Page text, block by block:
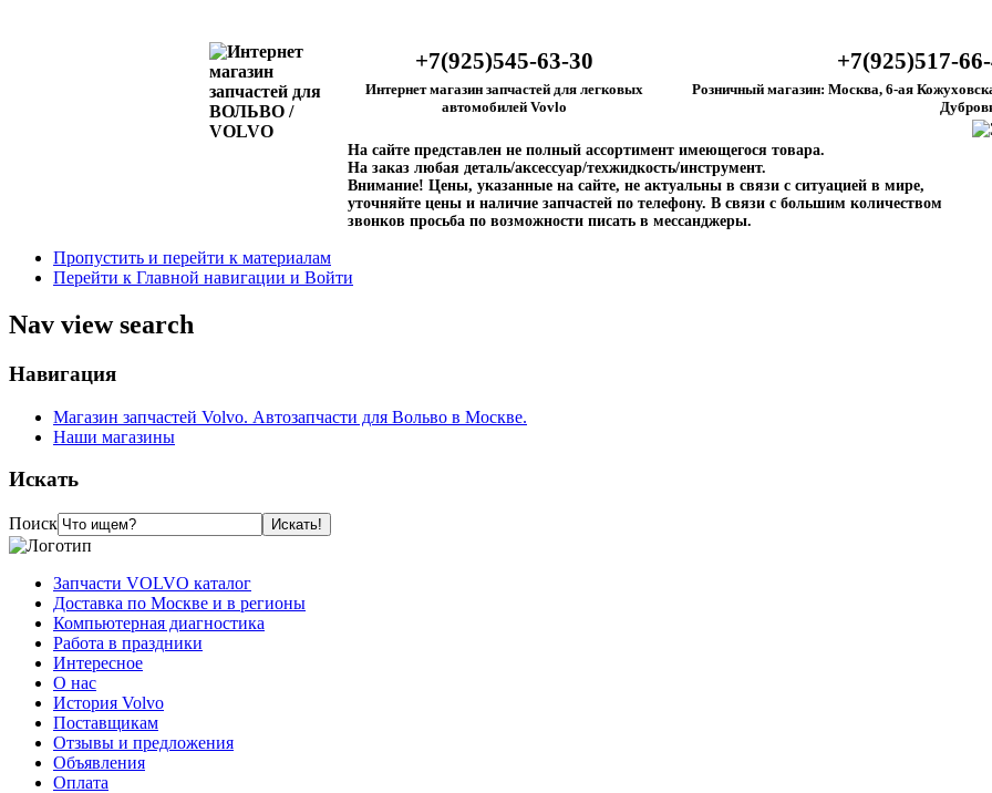
+7(925)545-63-30
Интернет магазин запчастей для легковых
автомобилей Vovlo
+7(925)517-
Розничный магазин: Москва, 6-ая
На сайте представлен не полный ассортимент имеющегося товара.
На заказ любая деталь/аксессуар/техжидкость/инструмент.
Внимание! Цены, указанные на сайте, не актуальны в связи с ситуацией в мире,
уточняйте цены и наличие запчастей по телефону. В связи с большим количеством
звонков просьба по возможности писать в мессанджеры.
Пропустить и перейти к материалам
Перейти к Главной навигации и Войти
Nav view search
Навигация
Магазин запчастей Volvo. Автозапчасти для Вольво в Москве.
Наши магазины
Искать
Поиск
Запчасти VOLVO каталог
Доставка по Москве и в регионы
Компьютерная диагностика
Работа в праздники
Интересное
О нас
История Volvo
Поставщикам
Отзывы и предложения
Объявления
Оплата